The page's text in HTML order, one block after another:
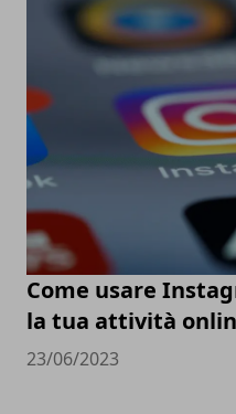
Come usare
la tua attività
23/06/2023